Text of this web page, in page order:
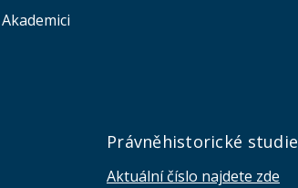
Akademici
Právněhistorické studie
Aktuální číslo najdete zde